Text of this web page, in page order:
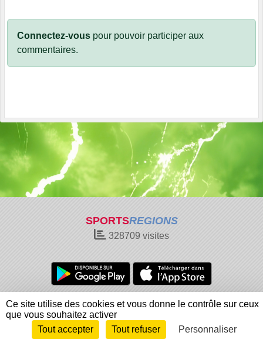
Connectez-vous pour pouvoir participer aux
commentaires.
SPORTSREGIONS
328709 visites
Charte cookies
Gestion des cookies
Informations légales
Signaler un contenu inapproprié
Envie de participer ?
Connexion
Ce site utilise des cookies et vous donne le contrôle sur ceux
que vous souhaitez activer
Tout accepter
Tout refuser Personnaliser